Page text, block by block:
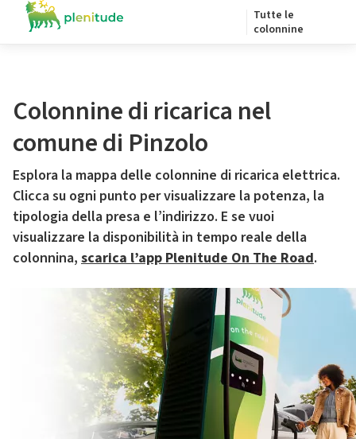
Tutte le
colonnine
Colonnine di ricarica nel
comune di Pinzolo
Esplora la mappa delle colonnine di ricarica elettrica.
Clicca su ogni punto per visualizzare la potenza, la
tipologia della presa e l’indirizzo. E se vuoi
visualizzare la disponibilità in tempo reale della
colonnina, scarica l’app Plenitude On The Road.